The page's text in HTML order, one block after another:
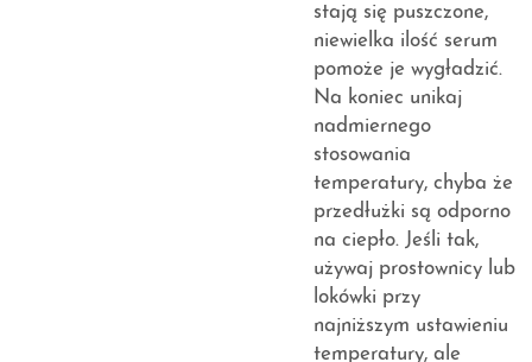
stają się puszczone,
niewielka ilość serum
pomoże je wygładzić.
Na koniec unikaj
nadmiernego
stosowania
temperatury, chyba że
przedłużki są odporno
na ciepło. Jeśli tak,
używaj prostownicy lub
lokówki przy
najniższym ustawieniu
temperatury, ale